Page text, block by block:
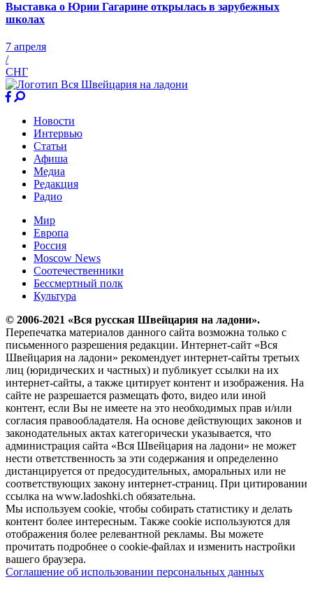
Выставка о Юрии Гагарине открылась в зарубежных
школах
7 апреля
/
СНГ
Новости
Интервью
Статьи
Афиша
Медиа
Редакция
Радио
Мир
Европа
Россия
Moscow News
Соотечественники
Бессмертный полк
Культура
© 2006-2021 «Вся русская Швейцария на ладони».
Перепечатка материалов данного сайта возможна только с
письменного разрешения редакции. Интернет-сайт «Вся
Швейцария на ладони» рекомендует интернет-сайты третьих
лиц (юридических и частных) и публикует ссылки на их
интернет-сайты, а также цитирует контент и изображения. На
сайте не разрешается размещать фото, видео или иной
контент, если Вы не имеете на это необходимых прав и/или
согласия правообладателя. На основе действующих законов и
законодательных актах категорически указывается, что
администрация сайта «Вся Швейцария на ладони» не может
нести ответственность за эти содержания и определенно
дистанцируется от предосудительных, аморальных или не
соответствующих закону интернет-страниц. При цитировании
ссылка на www.ladoshki.ch обязательна.
Мы используем cookie, чтобы собирать статистику и делать
контент более интересным. Также cookie используются для
отображения более релевантной рекламы. Вы можете
прочитать подробнее о cookie-файлах и изменить настройки
вашего браузера.
Соглашение об использовании персональных данных